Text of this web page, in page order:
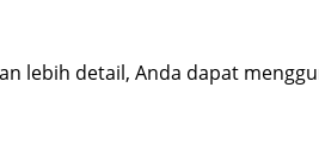
lebih detail, Anda dapat